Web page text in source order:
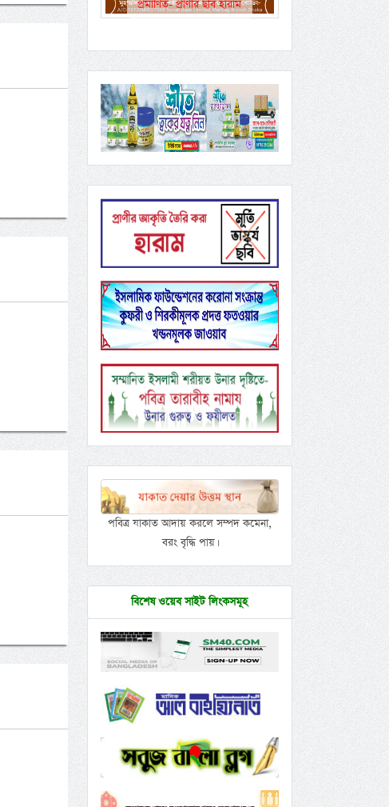
বেসামরিক ফ্লাইট!
পবিত্র যাকাত আদায় করলে সম্পদ কমেনা,
বরং বৃদ্ধি পায়।
বিশেষ ওয়েব সাইট লিংকসমূহ